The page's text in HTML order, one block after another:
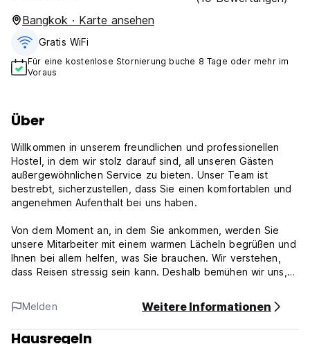
Bangkok · Karte ansehen
Gratis WiFi
Für eine kostenlose Stornierung buche 8 Tage oder mehr im
Voraus
Über
Willkommen in unserem freundlichen und professionellen
Hostel, in dem wir stolz darauf sind, all unseren Gästen
außergewöhnlichen Service zu bieten. Unser Team ist
bestrebt, sicherzustellen, dass Sie einen komfortablen und
angenehmen Aufenthalt bei uns haben.
Von dem Moment an, in dem Sie ankommen, werden Sie
unsere Mitarbeiter mit einem warmen Lächeln begrüßen und
Ihnen bei allem helfen, was Sie brauchen. Wir verstehen,
dass Reisen stressig sein kann. Deshalb bemühen wir uns,
zu gestalten.
Unser Hostel ist mit all den modernen Annehmlichkeiten
ausgestattet, die Sie für einen komfortablen Aufenthalt
Melden Weitere Informationen
Hausregeln